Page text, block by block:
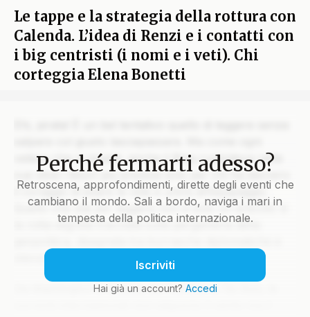
Le tappe e la strategia della rottura con
Calenda. L’idea di Renzi e i contatti con
i big centristi (i nomi e i veti). Chi
corteggia Elena Bonetti
veliero che si rispetti, anche il Blog custodisce nelle
sue stive i tesori più preziosi solo per chi ha davvero
il coraggio di issare le vele e unirsi all’equipaggio.
Quello che stai per leggere non è solo un articolo: è
la rotta segreta tracciata sulla pergamena della
silenzi che parlano più di mille colpi di cannone.
Da Washington a Mosca, da Pechino a Tel Aviv, le
Perché fermarti adesso?
Retroscena, approfondimenti, dirette degli eventi che
cambiano il mondo. Sali a bordo, naviga i mari in
tempesta della politica internazionale.
Iscriviti
Hai già un account? Accedi